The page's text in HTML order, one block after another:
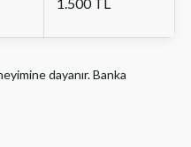
dayanır. Banka